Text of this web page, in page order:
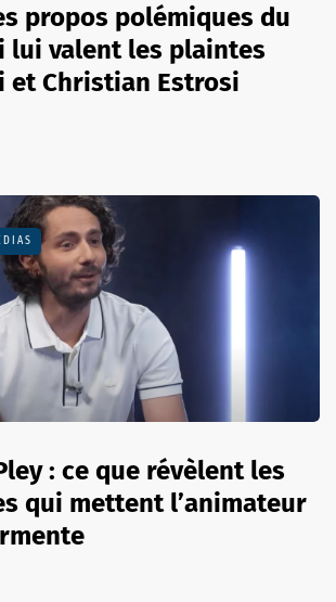
propos polémiques du
lui valent les plaintes
et Christian Estrosi
: ce que révèlent les
qui mettent l’animateur